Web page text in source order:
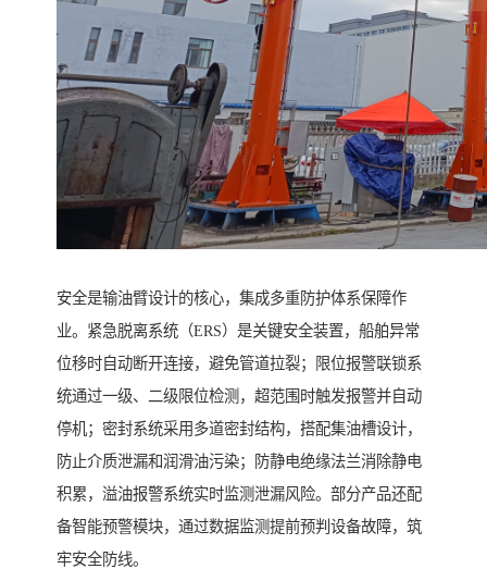
安全是输油臂设计的核心，集成多重防护体系保障作
业。紧急脱离系统（ERS）是关键安全装置，船舶异常
位移时自动断开连接，避免管道拉裂；限位报警联锁系
统通过一级、二级限位检测，超范围时触发报警并自动
停机；密封系统采用多道密封结构，搭配集油槽设计，
防止介质泄漏和润滑油污染；防静电绝缘法兰消除静电
积累，溢油报警系统实时监测泄漏风险。部分产品还配
备智能预警模块，通过数据监测提前预判设备故障，筑
牢安全防线。